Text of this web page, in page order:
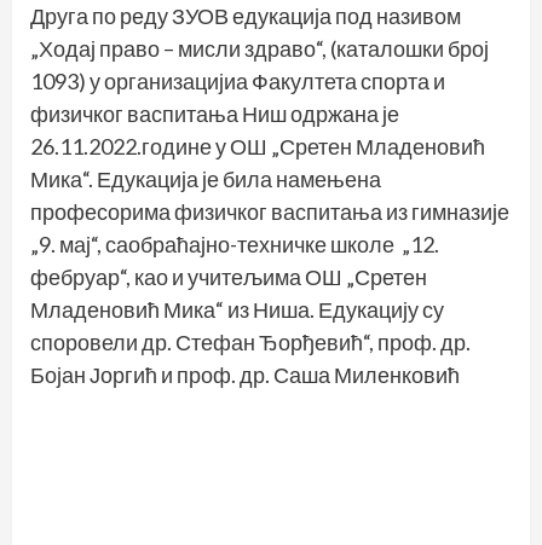
Друга по реду ЗУОВ едукација под називом
„Ходај право – мисли здраво“, (каталошки број
1093) у организацијиа Факултета спорта и
физичког васпитања Ниш одржана је
26.11.2022.године у ОШ „Сретен Младеновић
Мика“. Едукација је била намењена
професорима физичког васпитања из гимназије
„9. мај“, саобраћајно-техничке школе „12.
фебруар“, као и учитељима ОШ „Сретен
Младеновић Мика“ из Ниша. Едукацију су
споровели др. Стефан Ђорђевић“, проф. др.
Бојан Јоргић и проф. др. Саша Миленковић